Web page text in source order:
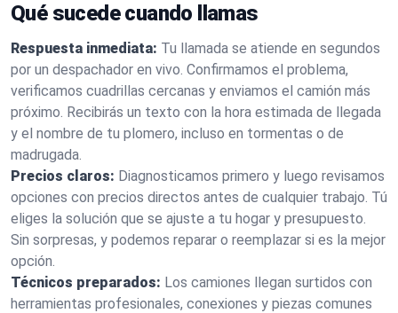
Qué sucede cuando llamas
Respuesta inmediata: Tu llamada se atiende en segundos
por un despachador en vivo. Confirmamos el problema,
verificamos cuadrillas cercanas y enviamos el camión más
próximo. Recibirás un texto con la hora estimada de llegada
y el nombre de tu plomero, incluso en tormentas o de
madrugada.
Precios claros: Diagnosticamos primero y luego revisamos
opciones con precios directos antes de cualquier trabajo. Tú
eliges la solución que se ajuste a tu hogar y presupuesto.
Sin sorpresas, y podemos reparar o reemplazar si es la mejor
opción.
Técnicos preparados: Los camiones llegan surtidos con
herramientas profesionales, conexiones y piezas comunes